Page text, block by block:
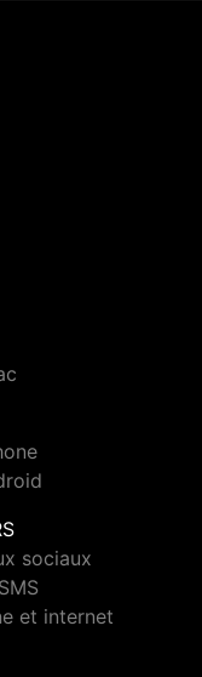
sociaux
et internet